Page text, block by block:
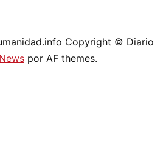
Copyright © Diario
por AF themes.